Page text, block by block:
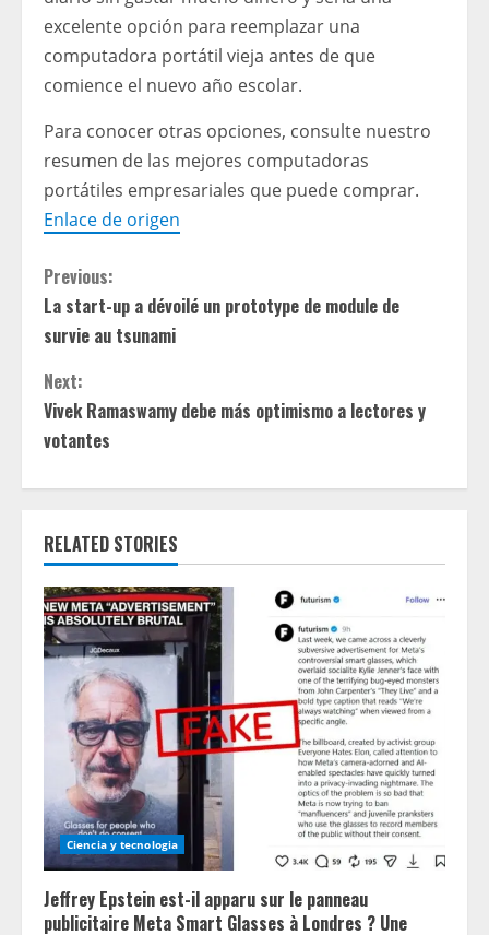
excelente opción para reemplazar una
computadora portátil vieja antes de que
comience el nuevo año escolar.
Para conocer otras opciones, consulte nuestro
resumen de las mejores computadoras
portátiles empresariales que puede comprar.
Enlace de origen
C
o
n
t
u
e
R
i
n
Previous:
La start-up a dévoilé un prototype de module de
survie au tsunami
Next:
Vivek Ramaswamy debe más optimismo a lectores y
votantes
RELATED STORIES
Ciencia y tecnologia
Jeffrey Epstein est-il apparu sur le panneau
publicitaire Meta Smart Glasses à Londres ? Une